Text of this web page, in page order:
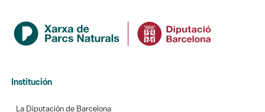
Institución
La Diputación de Barcelona